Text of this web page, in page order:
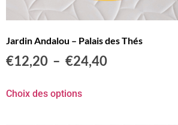
Jardin Andalou – Palais des Thés
€12,20 – €24,40
Choix des options